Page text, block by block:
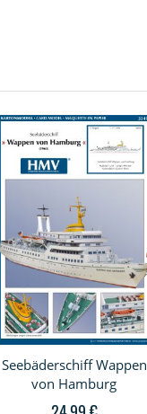
Seebäderschiff Wappen
von Hamburg